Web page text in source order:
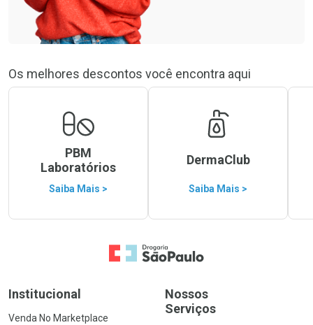
Os melhores descontos você encontra aqui
PBM
Laboratórios
Saiba Mais >
DermaClub
Saiba Mais >
Ir para a Home
Institucional
Venda No Marketplace
Nossos
Serviços